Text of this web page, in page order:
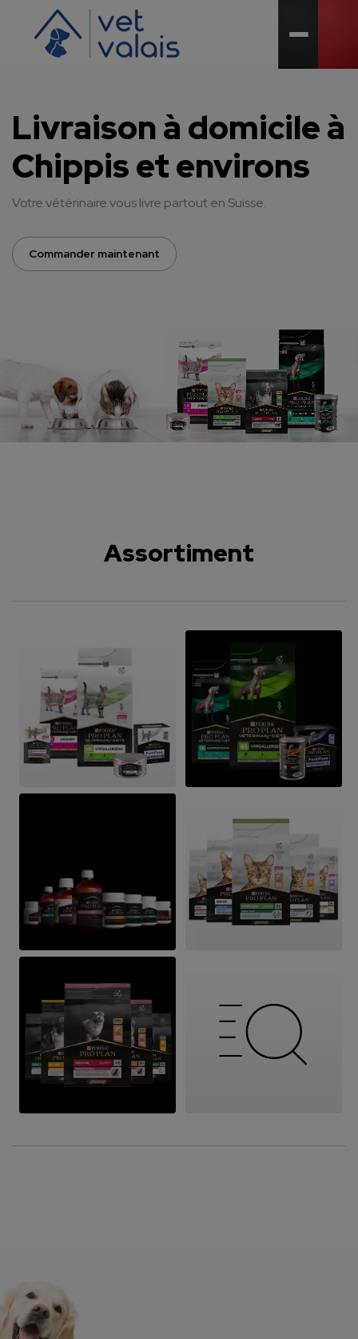
Open
Livraison à domicile à
Chippis et environs
Votre vétérinaire vous livre partout en Suisse.
Commander maintenant
Assortiment